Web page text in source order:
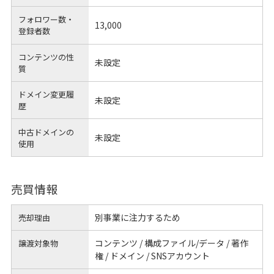
フォロワー数・
登録者数
13,000
コンテンツの性
質
未設定
ドメイン変更履
歴
未設定
中古ドメインの
使用
未設定
売買情報
売却理由 別事業に注力するため
譲渡対象物
コンテンツ / 構成ファイル/データ / 著作
権 / ドメイン / SNSアカウント